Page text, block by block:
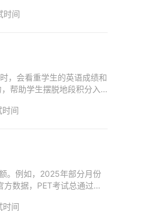
时间
，会看重学生的英语成绩和
帮助学生摆脱地段积分入
间
。例如，2025年部分月份
数据，PET考试总通过率
时间